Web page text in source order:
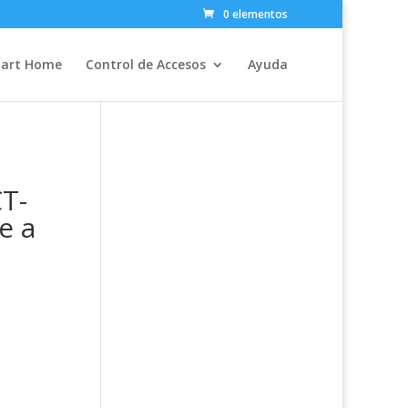
0 elementos
Home Control de Accesos Ayuda
a